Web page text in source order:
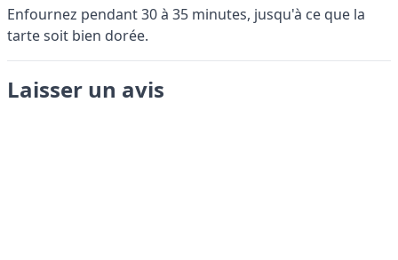
Enfournez pendant 30 à 35 minutes, jusqu'à ce que la
tarte soit bien dorée.
Laisser un avis